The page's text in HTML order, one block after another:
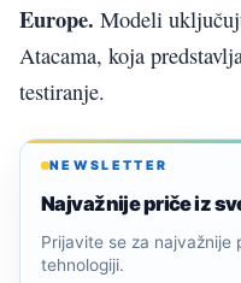
Europe. Modeli
Atacama, koja
testiranje.
NEWSLETTER
Najvažnije priče iz
Prijavite se za najvažnije
tehnologiji.